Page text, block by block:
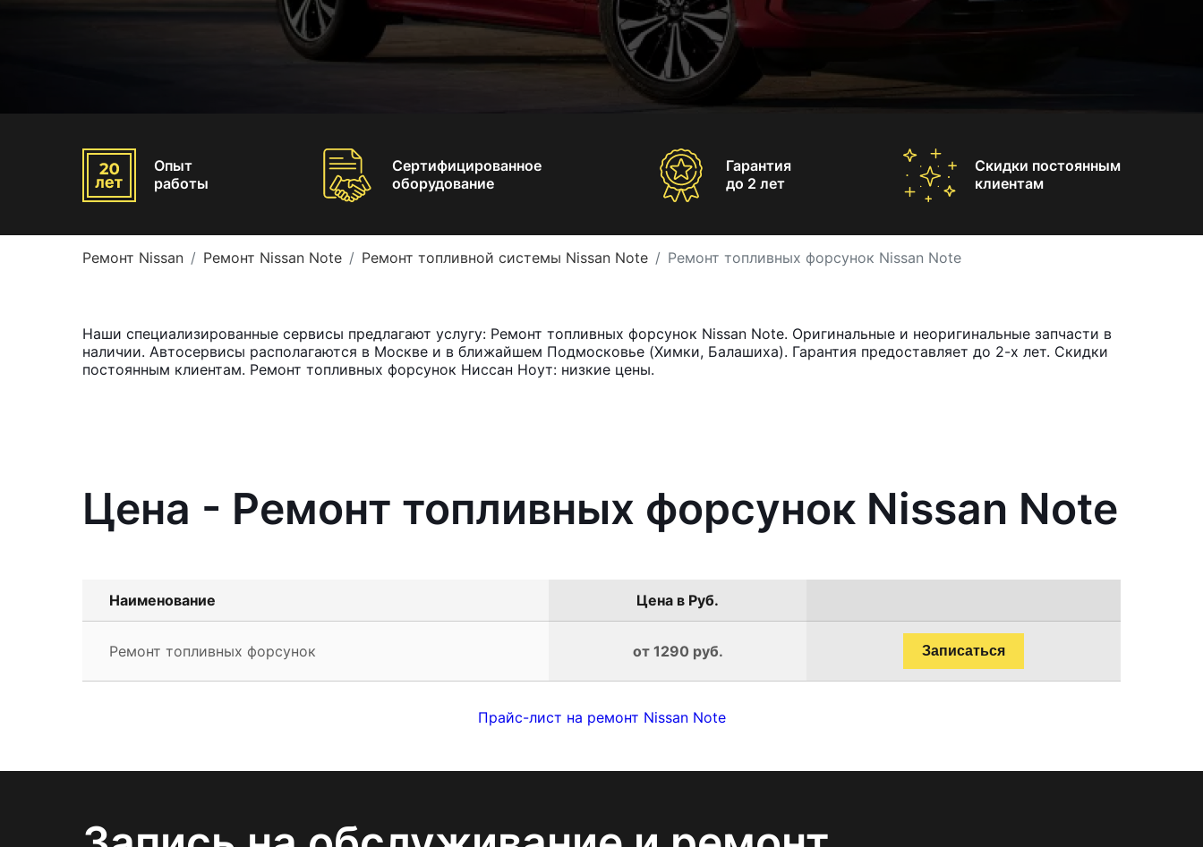
Опыт
работы
Сертифицированное
оборудование
Гарантия
до 2 лет
Скидки постоянным
клиентам
Ремонт Nissan Ремонт Nissan Note Ремонт топливной системы Nissan Note Ремонт топливных форсунок Nissan Note
Наши специализированные сервисы предлагают услугу: Ремонт топливных форсунок Nissan Note. Оригинальные и неоригинальные запчасти в
наличии. Автосервисы располагаются в Москве и в ближайшем Подмосковье (Химки, Балашиха). Гарантия предоставляет до 2-х лет. Скидки
постоянным клиентам. Ремонт топливных форсунок Ниссан Ноут: низкие цены.
Цена - Ремонт топливных форсунок Nissan Note
Наименование Цена в Руб.
Ремонт топливных форсунок от 1290 руб. Записаться
Прайс-лист на ремонт Nissan Note